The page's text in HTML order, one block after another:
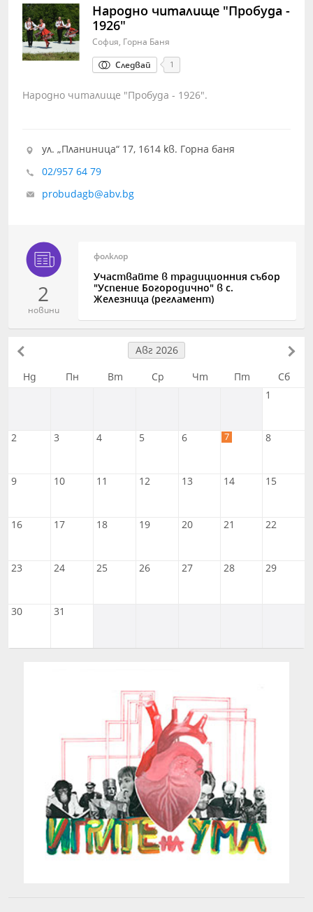
Народно читалище "Пробуда -
1926"
София, Горна Баня
Следвай
1
Народно читалище "Пробуда - 1926".
ул. „Планиница“ 17, 1614 кв. Горна баня
02/957 64 79
probudagb@abv.bg
2
новини
фолклор
Участвайте в традиционния събор
"Успение Богородично" в с.
Железница (регламент)
Авг 2026
Нд
Пн Вт Ср Чт Пт
Сб
1
2 3 4 5 6 7 8
9 10 11 12 13 14 15
16 17 18 19 20 21 22
23 24 25 26 27 28 29
30 31